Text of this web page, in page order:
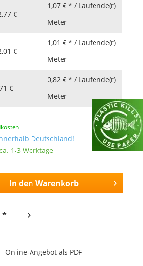
€
1,07 € * / Laufende(r)
Meter
€
1,01 € * / Laufende(r)
Meter
€
0,82 € * / Laufende(r)
Meter
Deutschland!
1-3 Werktage
In den Warenkorb
*
Online-Angebot als PDF